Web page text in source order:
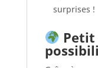
surprises !
Petit